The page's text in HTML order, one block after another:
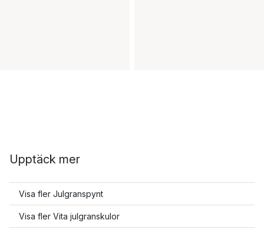
Upptäck mer
Visa fler Julgranspynt
Visa fler Vita julgranskulor